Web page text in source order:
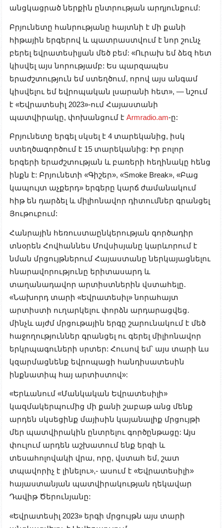
անցկացրած ներքին ընտրության արդյունքում:
Բրյունետը հանրությանը հայտնի է մի քանի
հիթային երգերով և պատրաստվում է նոր շունչ
բերել եվրատեսիլյան մեծ բեմ: «Ուրախ եմ ձեզ հետ
կիսվել այս նորությամբ: Ես պարզապես
երաժշտություն եմ ստեղծում, որով այս անգամ
կիսվելու եմ եվրոպական լսարանի հետ», — նշում
է «Եվրատեսիլ 2023»-ում Հայաստանի
պատվիրակը, փոխանցում է Armradio.am-ը:
Բրյունետը երգել սկսել է 4 տարեկանից, իսկ
ստեղծագործում է 15 տարեկանից: Իր բոլոր
երգերի երաժշտության և բառերի հեղինակը հենց
ինքն է: Բրյունետի «Գիշեր», «Smoke Break», «Բաց
կապույտ աչքերդ» երգերը կարճ ժամանակում
հիթ են դարձել և միլիոնավոր դիտումներ գրանցել
Յութուբում:
Հանրային հեռուստաընկերության գործադիր
տնօրեն Հովհաննես Մովսիսյանը կարևորում է
նման մրցույթներում Հայաստանը ներկայացնելու
հնարավորությունը երիտասարդ և
տաղանադավոր արտիստներին վստահելը.
«Նախորդ տարի «Եվրատեսիլ» նորահայտ
արտիստի ուղարկելու փորձն արդարացվեց.
մինչև այժմ մրցութային երգը շարունակում է մեծ
հաջողություններ գրանցել ու գերել միլիոնավոր
երկրպագուների սրտեր: Հուսով եմ՝ այս տարի ևս
կզարմացնենք եվրոպացի հանդիսատեսին
ինքնատիպ հայ արտիստով»:
«Երևանում «Մանկական Եվրատեսիլի»
կազմակերպումից մի քանի շաբաթ անց մենք
արդեն սկսեցինք մայիսին կայանալիք մրցույթի
մեր պատվիրակին ընտրելու գործընթացը: Այս
փուլում արդեն աշխատում ենք երգի և
տեսահոլովակի վրա, որը, վստահ եմ, շատ
տպավորիչ է լինելու»,- ասում է «Եվրատեսիլի»
հայաստանյան պատվիրակության ղեկավար
Դավիթ Ծերունյանը:
«Եվրատեսիլ 2023» երգի մրցույթն այս տարի